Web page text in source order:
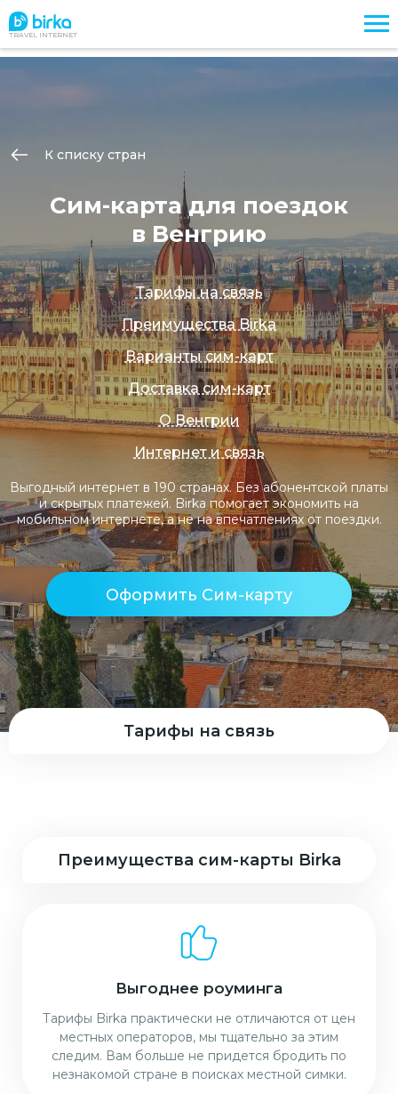
TRAVEL INTERNET
К списку стран
Сим-карта для поездок
в Венгрию
Тарифы на связь
Преимущества Birka
Варианты сим-карт
Доставка сим-карт
О Венгрии
Интернет и связь
Выгодный интернет в 190 странах. Без абонентской платы
и скрытых платежей. Birka помогает экономить на
мобильном интернете, а не на впечатлениях от поездки.
Оформить Сим-карту
Тарифы на связь
Преимущества сим-карты Birka
Выгоднее роуминга
Тарифы Birka практически не отличаются от цен
местных операторов, мы тщательно за этим
следим. Вам больше не придется бродить по
незнакомой стране в поисках местной симки.